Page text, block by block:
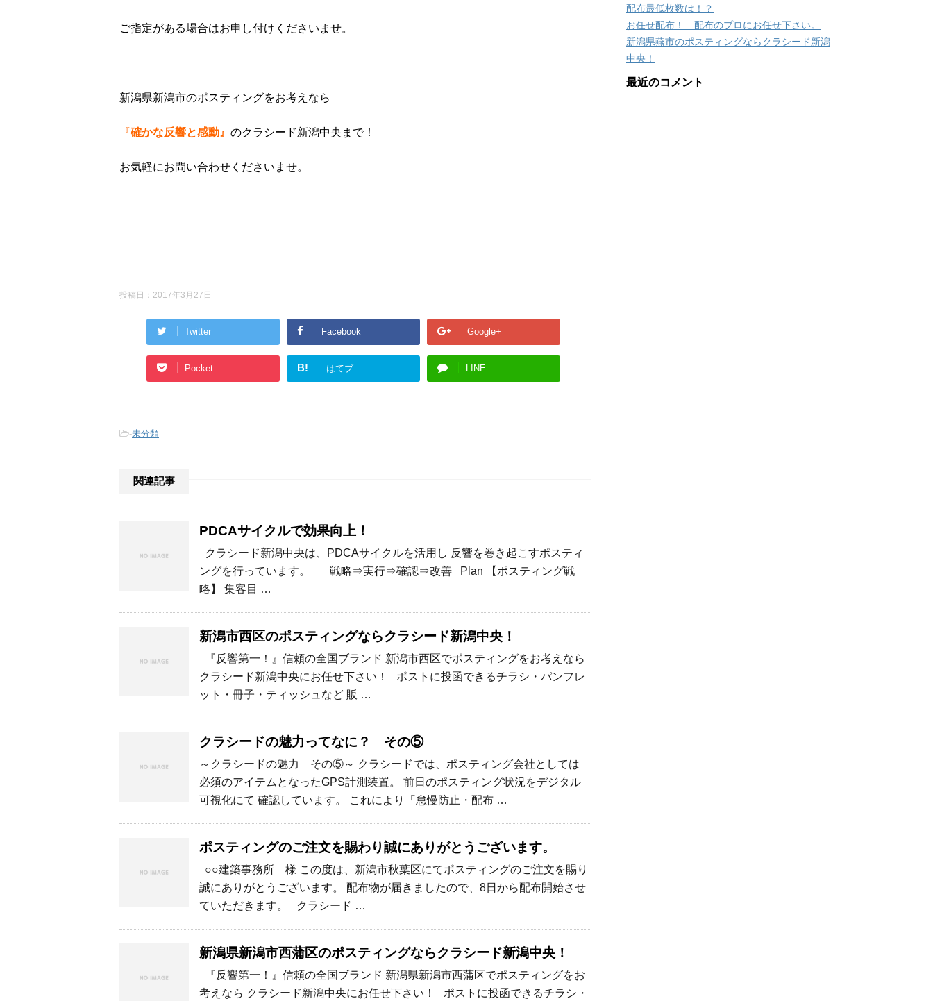
ご指定がある場合はお申し付けくださいませ。
新潟県新潟市のポスティングをお考えなら
『確かな反響と感動』 のクラシード新潟中央まで！
お気軽にお問い合わせくださいませ。
投稿日： 2017年3月27日
Twitter Facebook Google+
Pocket B! はてブ LINE
-未分類
関連記事
PDCAサイクルで効果向上！
クラシード新潟中央は、PDCAサイクルを活用し 反響を巻き起こすポスティ
ングを行っています。 戦略⇒実行⇒確認⇒改善 Plan 【ポスティング戦
略】 集客目 …
新潟市西区のポスティングならクラシード新潟中央！
『反響第一！』信頼の全国ブランド 新潟市西区でポスティングをお考えなら
クラシード新潟中央にお任せ下さい！ ポストに投函できるチラシ・パンフレ
ット・冊子・ティッシュなど 販 …
クラシードの魅力ってなに？ その⑤
～クラシードの魅力 その⑤～ クラシードでは、ポスティング会社としては
必須のアイテムとなったGPS計測装置。 前日のポスティング状況をデジタル
可視化にて 確認しています。 これにより「怠慢防止・配布 …
ポスティングのご注文を賜わり誠にありがとうございます。
○○建築事務所 様 この度は、新潟市秋葉区にてポスティングのご注文を賜り
誠にありがとうございます。 配布物が届きましたので、8日から配布開始させ
ていただきます。 クラシード …
新潟県新潟市西蒲区のポスティングならクラシード新潟中央！
『反響第一！』信頼の全国ブランド 新潟県新潟市西蒲区でポスティングをお
考えなら クラシード新潟中央にお任せ下さい！ ポストに投函できるチラシ・
配布最低枚数は！？
お任せ配布！ 配布のプロにお任せ下さい。
新潟県燕市のポスティングならクラシード新潟
中央！
最近のコメント